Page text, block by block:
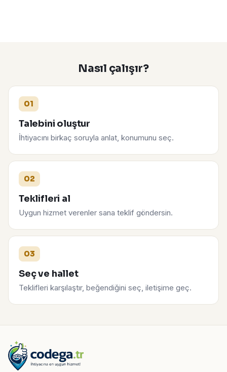
Nasıl çalışır?
01
Talebini oluştur
İhtiyacını birkaç soruyla anlat, konumunu seç.
02
Teklifleri al
Uygun hizmet verenler sana teklif göndersin.
03
Seç ve hallet
Teklifleri karşılaştır, beğendiğini seç, iletişime geç.